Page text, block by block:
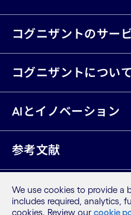
コグニザントのサー
コグニザントについて
AIとイノベーション
参考文献
LinkedIn
Twitter
Facebook
Instagram
Youtube
We use cookies to provide a
includes required, analytics,
cookies. Review our cookie